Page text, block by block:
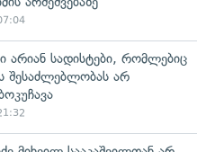
არიან სადისტები, რომლებიც
შესაძლებლობას არ